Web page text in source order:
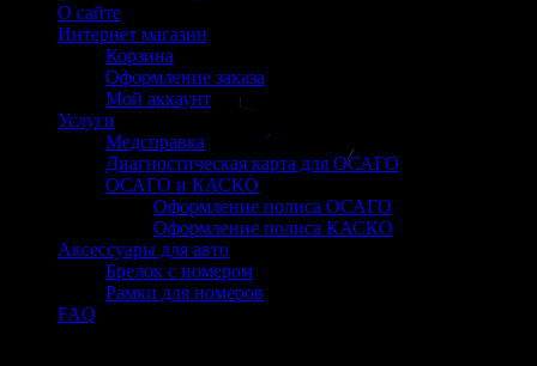
О сайте
Интернет магазин
Корзина
Оформление заказа
Мой аккаунт
Услуги
Медсправка
Диагностическая карта для ОСАГО
ОСАГО и КАСКО
Оформление полиса ОСАГО
Оформление полиса КАСКО
Аксессуары для авто
Брелок с номером
Рамки для номеров
FAQ